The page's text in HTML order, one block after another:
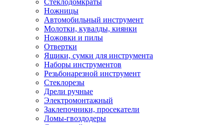
Стеклодомкраты
Ножницы
Автомобильный инструмент
Молотки, кувалды, киянки
Ножовки и пилы
Отвертки
Ящики, сумки для инструмента
Наборы инструментов
Резьбонарезной инструмент
Стеклорезы
Дрели ручные
Электромонтажный
Заклепочники, просекатели
Ломы-гвоздодеры